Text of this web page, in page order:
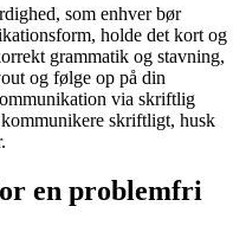
som enhver bør
holde det kort og
grammatik og stavning,
og følge op på din
via skriftlig
skriftligt, husk
en problemfri